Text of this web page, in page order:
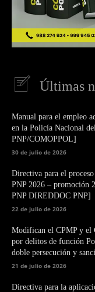
Últimas
Manual para el empleo
en la Policía Nacional
PNP/COMOPPOL]
30 de julio de 2026
Directiva para el
PNP 2026 – promoción
PNP DIREDDOC PNP]
22 de julio de 2026
Modifican el CPMP y el
por delitos de función
doble persecución y
21 de julio de 2026
Directiva para la